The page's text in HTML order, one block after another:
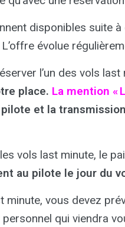
disponibles suite
évolue
l’un des vols
place. La mention «
et la
vols last minute, le
au pilote le jour du
minute, vous devez
personnel qui viendra